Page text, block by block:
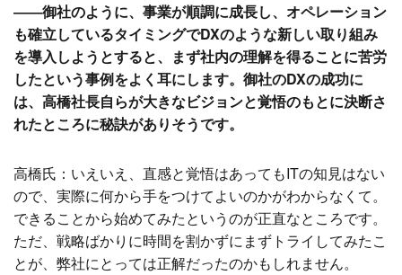
――御社のように、事業が順調に成長し、オペレーション
も確立しているタイミングでDXのような新しい取り組み
を導入しようとすると、まず社内の理解を得ることに苦労
したという事例をよく耳にします。御社のDXの成功に
は、高橋社長自らが大きなビジョンと覚悟のもとに決断さ
れたところに秘訣がありそうです。
高橋氏：いえいえ、直感と覚悟はあってもITの知見はない
ので、実際に何から手をつけてよいのかがわからなくて。
できることから始めてみたというのが正直なところです。
ただ、戦略ばかりに時間を割かずにまずトライしてみたこ
とが、弊社にとっては正解だったのかもしれません。